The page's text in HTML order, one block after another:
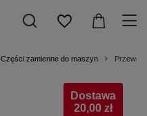
Części zamienne do maszyn
Dostawa
20,00 zł